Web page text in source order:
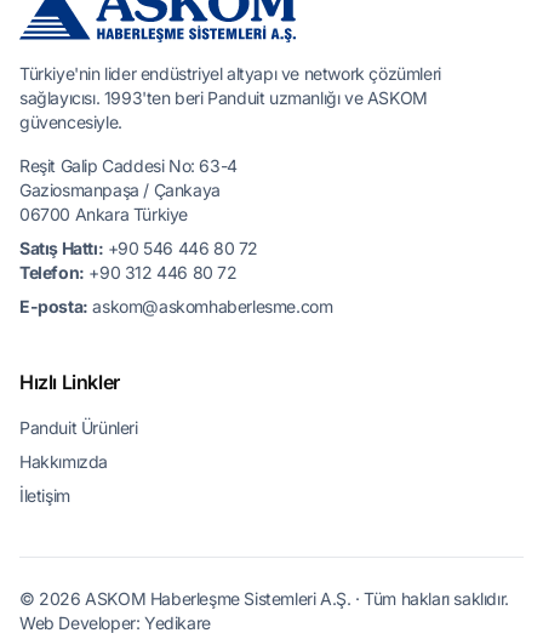
Türkiye'nin lider endüstriyel altyapı ve network çözümleri
sağlayıcısı. 1993'ten beri Panduit uzmanlığı ve ASKOM
güvencesiyle.
Reşit Galip Caddesi No: 63-4
Gaziosmanpaşa / Çankaya
06700 Ankara Türkiye
Satış Hattı: +90 546 446 80 72
Telefon: +90 312 446 80 72
E-posta: askom@askomhaberlesme.com
Hızlı Linkler
Panduit Ürünleri
Hakkımızda
İletişim
© 2026 ASKOM Haberleşme Sistemleri A.Ş. · Tüm hakları saklıdır.
Web Developer: Yedikare